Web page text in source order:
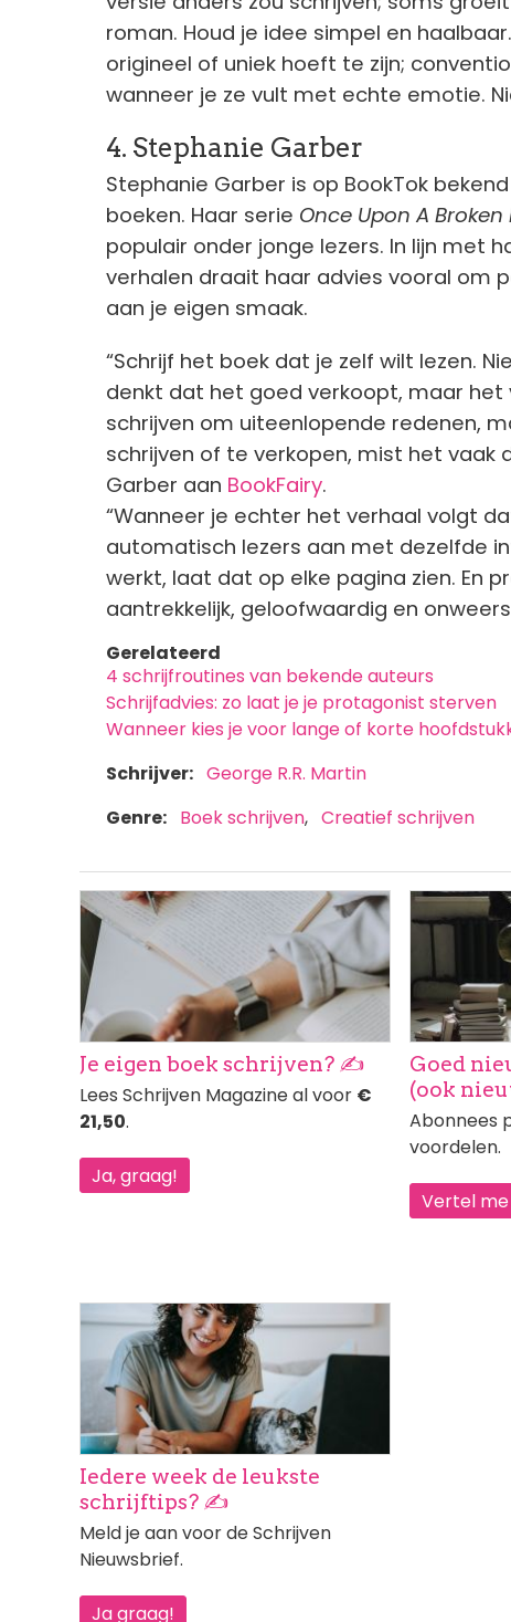
roman. Houd je idee simpel en
origineel of uniek hoeft te zijn;
wanneer je ze vult met echte emotie.
4. Stephanie Garber
Stephanie Garber is op BookTok
boeken. Haar serie Once Upon A Broken
populair onder jonge lezers. In lijn met
verhalen draait haar advies vooral om
aan je eigen smaak.
“Schrijf het boek dat je zelf wilt lezen.
denkt dat het goed verkoopt, maar het
schrijven om uiteenlopende redenen,
schrijven of te verkopen, mist het vaak
Garber aan BookFairy.
“Wanneer je echter het verhaal volgt
automatisch lezers aan met dezelfde
werkt, laat dat op elke pagina zien. En
aantrekkelijk, geloofwaardig en
Gerelateerd
4 schrijfroutines van bekende auteurs
Schrijfadvies: zo laat je je protagonist sterven
Wanneer kies je voor lange of korte
Schrijver
George R.R. Martin
Genre
Boek schrijven Creatief schrijven
Afbeelding
Je eigen boek schrijven? ✍️
Lees Schrijven Magazine al voor €
21,50.
Ja, graag!
Goed
(ook
Abonnees
voordelen.
Vertel
Afbeelding
Iedere week de leukste
schrijftips? ✍️
Meld je aan voor de Schrijven
Nieuwsbrief.
Ja graag!